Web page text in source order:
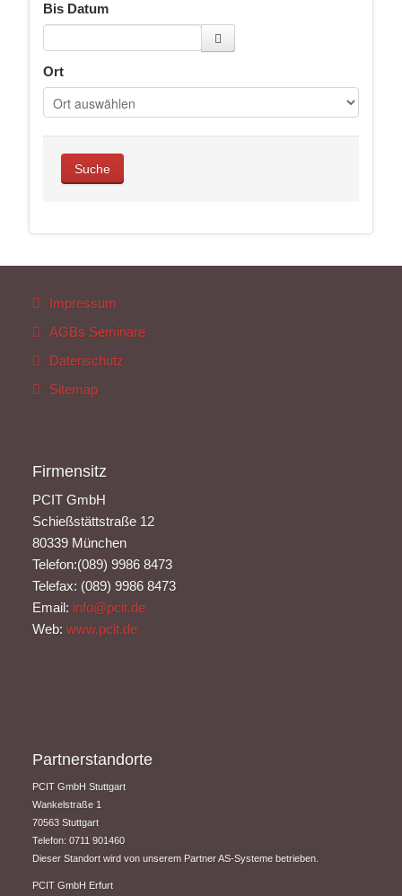
Bis Datum
Ort
Impressum
AGBs Seminare
Datenschutz
Sitemap
Firmensitz
PCIT GmbH
Schießstättstraße 12
80339 München
Telefon:(089) 9986 8473
Telefax: (089) 9986 8473
Email: info@pcit.de
Web:www.pcit.de
Partnerstandorte
PCIT GmbH Stuttgart
​Wankelstraße 1
70563 Stuttgart
Telefon: 0711 901460
Dieser Standort wird von unserem Partner AS-Systeme betrieben.
PCIT GmbH Erfurt